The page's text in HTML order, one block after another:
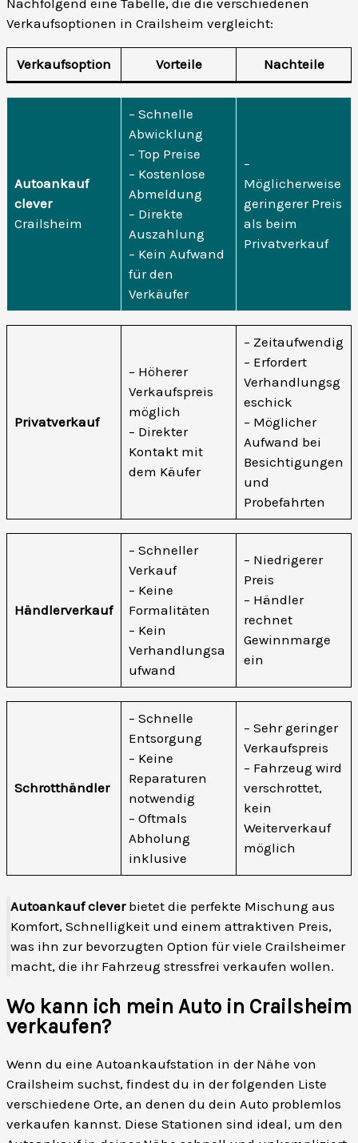
Nachfolgend eine Tabelle, die die verschiedenen
Verkaufsoptionen in Crailsheim vergleicht:
Verkaufsoption Vorteile Nachteile
Autoankauf
clever
Crailsheim
– Schnelle
Abwicklung
– Top Preise
– Kostenlose
Abmeldung
– Direkte
Auszahlung
– Kein Aufwand
für den
Verkäufer
–
Möglicherweise
geringerer Preis
als beim
Privatverkauf
Privatverkauf
– Höherer
Verkaufspreis
möglich
– Direkter
Kontakt mit
dem Käufer
– Zeitaufwendig
– Erfordert
Verhandlungsg
eschick
– Möglicher
Aufwand bei
Besichtigungen
und
Probefahrten
Händlerverkauf
– Schneller
Verkauf
– Keine
Formalitäten
– Kein
Verhandlungsa
ufwand
– Niedrigerer
Preis
– Händler
rechnet
Gewinnmarge
ein
Schrotthändler
– Schnelle
Entsorgung
– Keine
Reparaturen
notwendig
– Oftmals
Abholung
inklusive
– Sehr geringer
Verkaufspreis
– Fahrzeug wird
verschrottet,
kein
Weiterverkauf
möglich
Autoankauf cleverbietet die perfekte Mischung aus
Komfort, Schnelligkeit und einem attraktiven Preis,
was ihn zur bevorzugten Option für viele Crailsheimer
macht, die ihr Fahrzeug stressfrei verkaufen wollen.
Wo kann ich mein Auto in Crailsheim
verkaufen?
Wenn du eine Autoankaufstation in der Nähe von
Crailsheim suchst, findest du in der folgenden Liste
verschiedene Orte, an denen du dein Auto problemlos
verkaufen kannst. Diese Stationen sind ideal, um den